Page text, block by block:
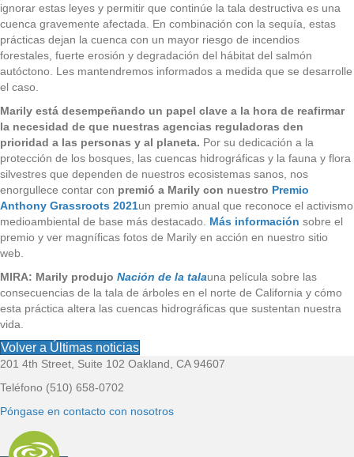
ignorar estas leyes y permitir que continúe la tala destructiva es una
cuenca gravemente afectada. En combinación con la sequía, estas
prácticas dejan la cuenca con un mayor riesgo de incendios
forestales, fuerte erosión y degradación del hábitat del salmón
autóctono. Les mantendremos informados a medida que se desarrolle
el caso.
Marily está desempeñando un papel clave a la hora de reafirmar
la necesidad de que nuestras agencias reguladoras den
prioridad a las personas y al planeta. Por su dedicación a la
protección de los bosques, las cuencas hidrográficas y la fauna y flora
silvestres que dependen de nuestros ecosistemas sanos, nos
enorgullece contar con premió a Marily con nuestro Premio
Anthony Grassroots 2021un premio anual que reconoce el activismo
medioambiental de base más destacado. Más información sobre el
premio y ver magníficas fotos de Marily en acción en nuestro sitio
web.
MIRA: Marily produjo Nación de la talauna película sobre las
consecuencias de la tala de árboles en el norte de California y cómo
esta práctica altera las cuencas hidrográficas que sustentan nuestra
vida.
Volver a Últimas noticias
P
i
e
201 4th Street, Suite 102 Oakland, CA 94607
Teléfono (510) 658-0702
Póngase en contacto con nosotros